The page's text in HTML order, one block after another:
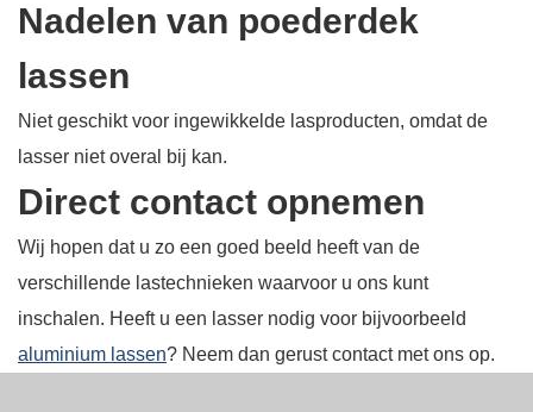
Nadelen van poederdek
lassen
Niet geschikt voor ingewikkelde lasproducten, omdat de
lasser niet overal bij kan.
Direct contact opnemen
Wij hopen dat u zo een goed beeld heeft van de
verschillende lastechnieken waarvoor u ons kunt
inschalen. Heeft u een lasser nodig voor bijvoorbeeld
aluminium lassen? Neem dan gerust contact met ons op.